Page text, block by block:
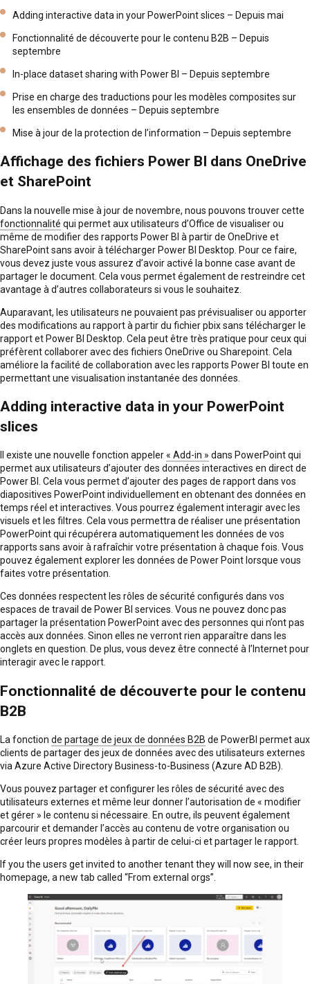
Adding interactive data in your PowerPoint slices – Depuis mai
Fonctionnalité de découverte pour le contenu B2B – Depuis
septembre
In-place dataset sharing with Power BI – Depuis septembre
Prise en charge des traductions pour les modèles composites sur
les ensembles de données – Depuis septembre
Mise à jour de la protection de l’information – Depuis septembre
Affichage des fichiers Power BI dans OneDrive
et SharePoint
Dans la nouvelle mise à jour de novembre, nous pouvons trouver cette
fonctionnalité qui permet aux utilisateurs d’Office de visualiser ou
même de modifier des rapports Power BI à partir de OneDrive et
SharePoint sans avoir à télécharger Power BI Desktop. Pour ce faire,
vous devez juste vous assurez d’avoir activé la bonne case avant de
partager le document. Cela vous permet également de restreindre cet
avantage à d’autres collaborateurs si vous le souhaitez.
Auparavant, les utilisateurs ne pouvaient pas prévisualiser ou apporter
des modifications au rapport à partir du fichier pbix sans télécharger le
rapport et Power BI Desktop. Cela peut être très pratique pour ceux qui
préfèrent collaborer avec des fichiers OneDrive ou Sharepoint. Cela
améliore la facilité de collaboration avec les rapports Power BI toute en
permettant une visualisation instantanée des données.
Adding interactive data in your PowerPoint
slices
Il existe une nouvelle fonction appeler« Add-in » dans PowerPoint qui
permet aux utilisateurs d’ajouter des données interactives en direct de
Power BI. Cela vous permet d’ajouter des pages de rapport dans vos
diapositives PowerPoint individuellement en obtenant des données en
temps réel et interactives. Vous pourrez également interagir avec les
visuels et les filtres. Cela vous permettra de réaliser une présentation
PowerPoint qui récupérera automatiquement les données de vos
rapports sans avoir à rafraîchir votre présentation à chaque fois. Vous
pouvez également explorer les données de Power Point lorsque vous
faites votre présentation.
Ces données respectent les rôles de sécurité configurés dans vos
espaces de travail de Power BI services. Vous ne pouvez donc pas
partager la présentation PowerPoint avec des personnes qui n’ont pas
accès aux données. Sinon elles ne verront rien apparaître dans les
onglets en question. De plus, vous devez être connecté à l’Internet pour
interagir avec le rapport.
Fonctionnalité de découverte pour le contenu
B2B
La fonction de partage de jeux de données B2B de PowerBI permet aux
clients de partager des jeux de données avec des utilisateurs externes
via Azure Active Directory Business-to-Business (Azure AD B2B).
Vous pouvez partager et configurer les rôles de sécurité avec des
utilisateurs externes et même leur donner l’autorisation de « modifier
et gérer » le contenu si nécessaire. En outre, ils peuvent également
parcourir et demander l’accès au contenu de votre organisation ou
créer leurs propres modèles à partir de celui-ci et partager le rapport.
If you the users get invited to another tenant they will now see, in their
homepage, a new tab called “From external orgs”.